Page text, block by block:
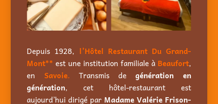
Depuis 1928, l’Hôtel Restaurant Du Grand-
Mont** est une institution familiale à Beaufort,
en
Savoie. Transmis degénération en
génération, cet hôtel-restaurant est
aujourd’hui dirigé par Madame Valérie Frison-